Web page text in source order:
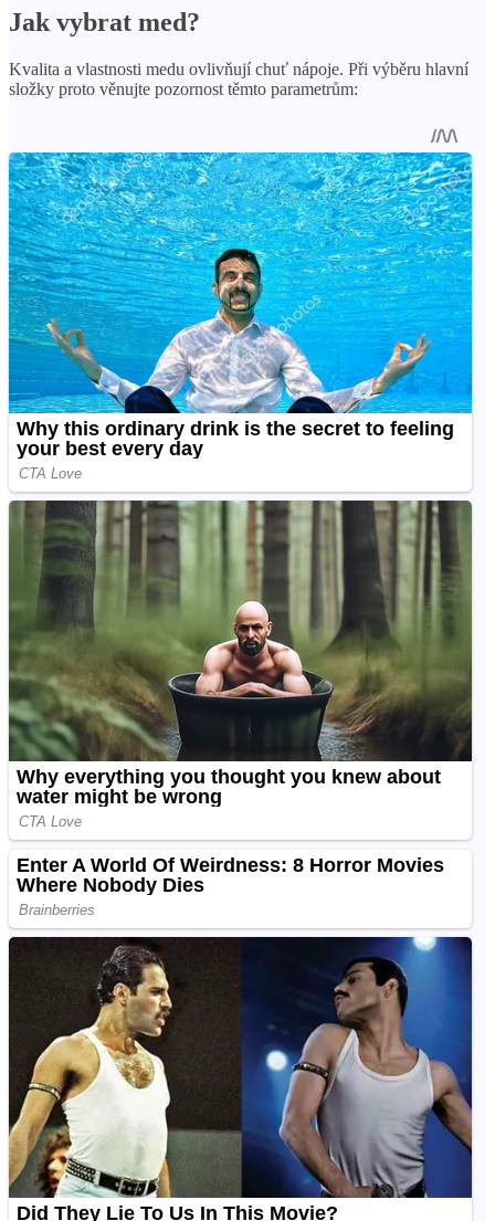
Jak vybrat med?
Kvalita a vlastnosti medu ovlivňují chuť nápoje. Při výběru hlavní
složky proto věnujte pozornost těmto parametrům: